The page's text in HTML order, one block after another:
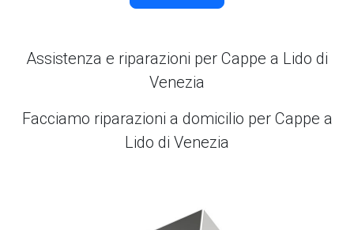
Assistenza e riparazioni per Cappe a Lido di
Venezia
Facciamo riparazioni a domicilio per Cappe a
Lido di Venezia